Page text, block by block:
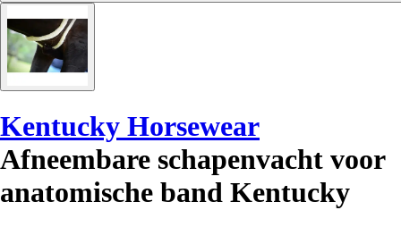
Kentucky Horsewear
Afneembare schapenvacht voor
anatomische band Kentucky